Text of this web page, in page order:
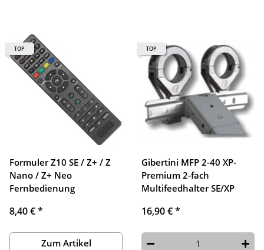
TOP
Formuler Z10 SE / Z+ / Z
Nano / Z+ Neo
Fernbedienung
8,40 €*
Zum Artikel
TOP
Gibertini MFP 2-40 XP-
Premium 2-fach
Multifeedhalter SE/XP
16,90 €*